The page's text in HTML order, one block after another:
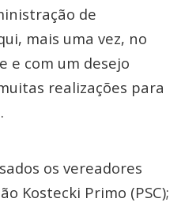
de
mais uma vez, no
e com um desejo
realizações para
os vereadores
Kostecki Primo (PSC);